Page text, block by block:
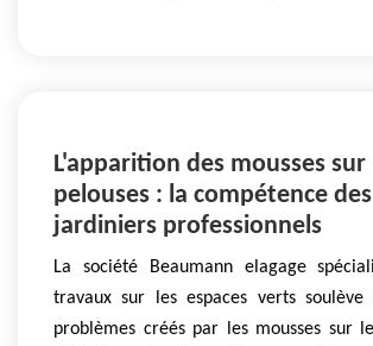
L'apparition des mousses sur
pelouses : la compétence des
jardiniers professionnels
La société Beaumann elagage
travaux sur les espaces verts soulève
problèmes créés par les mousses sur